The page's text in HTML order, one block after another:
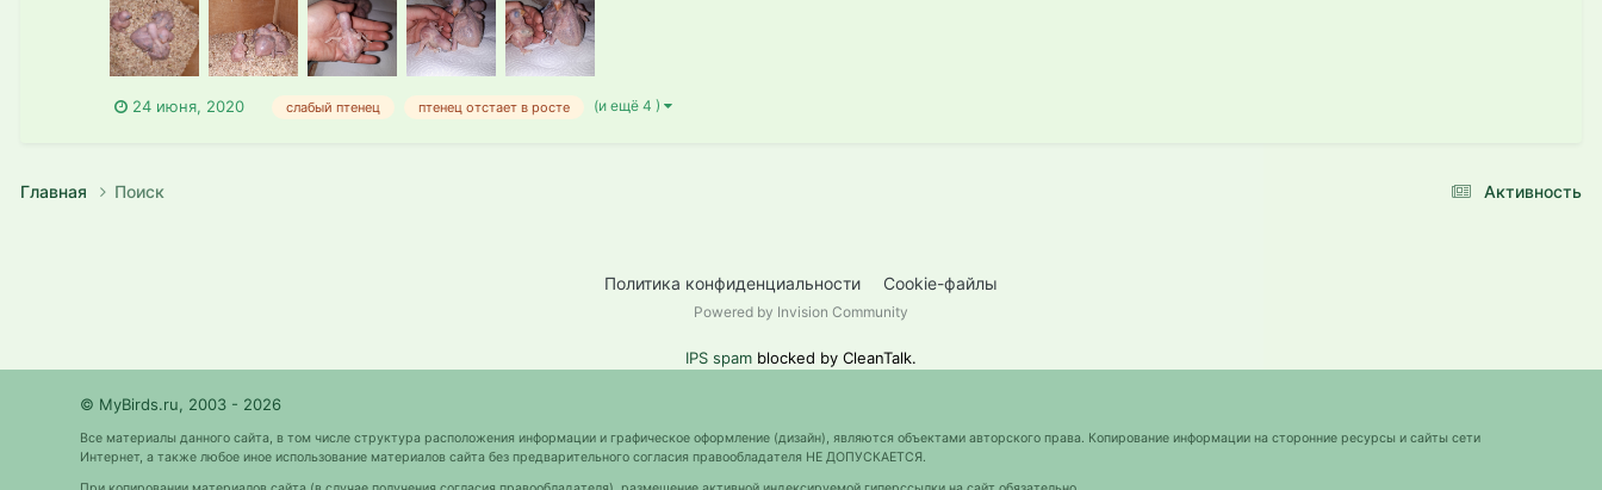
24 июня, 2020 слабый птенец птенец отстает в росте (и ещё 4 )
Активность
Главная Поиск
Политика конфиденциальности Cookie-файлы
Powered by Invision Community
IPS spam blocked by CleanTalk.
© MyBirds.ru, 2003 - 2026
Все материалы данного сайта, в том числе структура расположения информации и графическое оформление (дизайн), являются объектами авторского права. Копирование информации на сторонние ресурсы и сайты сети
Интернет, а также любое иное использование материалов сайта без предварительного согласия правообладателя НЕ ДОПУСКАЕТСЯ.